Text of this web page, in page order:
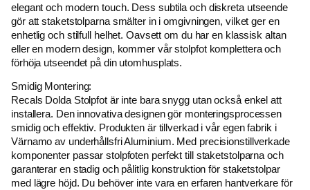
elegant och modern touch. Dess subtila och diskreta utseende
gör att staketstolparna smälter in i omgivningen, vilket ger en
enhetlig och stilfull helhet. Oavsett om du har en klassisk altan
eller en modern design, kommer vår stolpfot komplettera och
förhöja utseendet på din utomhusplats.
Smidig Montering:
Recals Dolda Stolpfot är inte bara snygg utan också enkel att
installera. Den innovativa designen gör monteringsprocessen
smidig och effektiv. Produkten är tillverkad i vår egen fabrik i
Värnamo av underhållsfri Aluminium. Med precisionstillverkade
komponenter passar stolpfoten perfekt till staketstolparna och
garanterar en stadig och pålitlig konstruktion för staketstolpar
med lägre höjd. Du behöver inte vara en erfaren hantverkare för